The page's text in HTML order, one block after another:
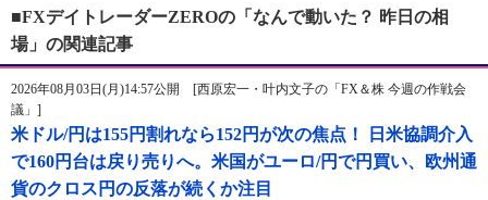
■FXデイトレーダーZEROの「なんで動いた？ 昨日の相
場」の関連記事
2026年08月03日(月)14:57公開 [西原宏一・叶内文子の「FX＆株 今週の作戦会
議」]
米ドル/円は155円割れなら152円が次の焦点！ 日米協調介入
で160円台は戻り売りへ。米国がユーロ/円で円買い、欧州通
貨のクロス円の反落が続くか注目